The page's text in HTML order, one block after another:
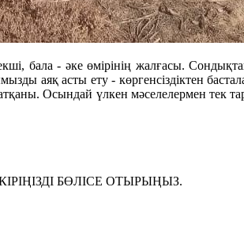
бала - әке өмірінің жалғасы.
аяқ асты ету - көргенсіздіктен
Осындай үлкен мәселелермен тек
БӨЛІСЕ ОТЫРЫҢЫЗ.